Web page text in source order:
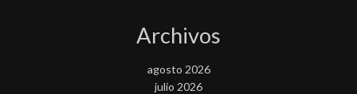
Archivos
agosto 2026
julio 2026